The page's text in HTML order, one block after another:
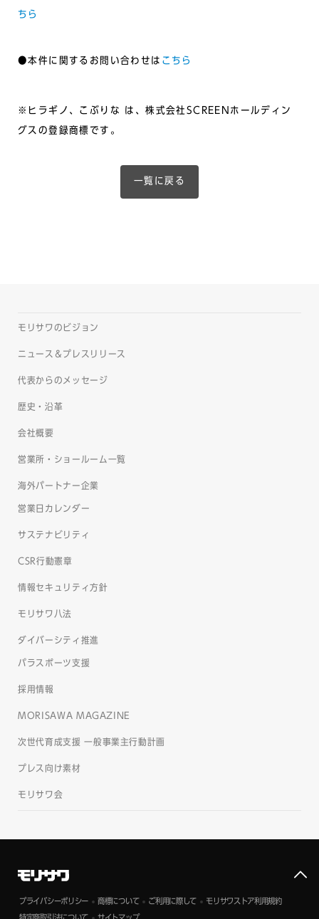
ちら
●本件に関するお問い合わせは こちら
※ヒラギノ、こぶりな は、株式会社SCREENホールディン
グスの登録商標です。
一覧に戻る
モリサワのビジョン
ニュース＆プレスリリース
代表からのメッセージ
歴史・沿革
会社概要
営業所・ショールーム一覧
海外パートナー企業
営業日カレンダー
サステナビリティ
CSR行動憲章
情報セキュリティ方針
モリサワ八法
ダイバーシティ推進
パラスポーツ支援
採用情報
MORISAWA MAGAZINE
次世代育成支援 一般事業主行動計画
プレス向け素材
モリサワ会
プライバシーポリシー 商標について ご利用に際して モリサワストア利用規約
特定商取引法について サイトマップ